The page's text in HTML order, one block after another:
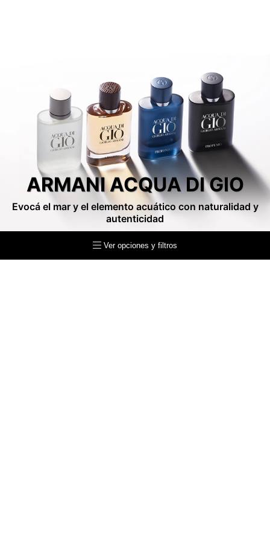
ARMANI ACQUA DI GIO
Evocá el mar y el elemento acuático con naturalidad y
autenticidad
Ver opciones y filtros